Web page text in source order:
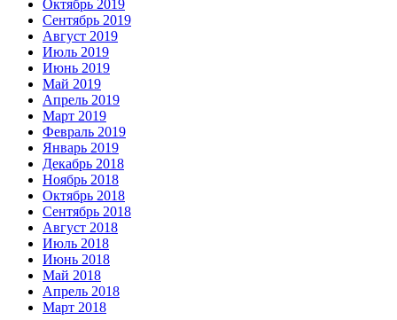
Октябрь 2019
Сентябрь 2019
Август 2019
Июль 2019
Июнь 2019
Май 2019
Апрель 2019
Март 2019
Февраль 2019
Январь 2019
Декабрь 2018
Ноябрь 2018
Октябрь 2018
Сентябрь 2018
Август 2018
Июль 2018
Июнь 2018
Май 2018
Апрель 2018
Март 2018